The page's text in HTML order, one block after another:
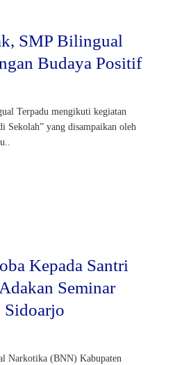
SMP Bilingual
Budaya Positif
Terpadu mengikuti kegiatan
Sekolah” yang disampaikan oleh
Kepada Santri
Seminar
Sidoarjo
Narkotika (BNN) Kabupaten